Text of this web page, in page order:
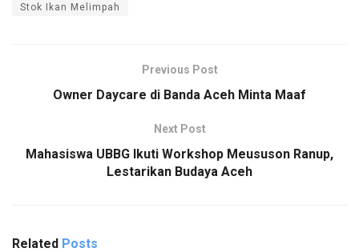
Stok Ikan Melimpah
Previous Post
Owner Daycare di Banda Aceh Minta Maaf
Next Post
Mahasiswa UBBG Ikuti Workshop Meususon Ranup,
Lestarikan Budaya Aceh
Related Posts